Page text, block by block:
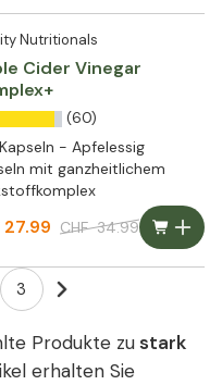
Nutritionals
Cider Vinegar
(60)
- Apfelessig
mit ganzheitlichem
27.99 CHF 34.99
3
Produkte zustark
erhalten Sie